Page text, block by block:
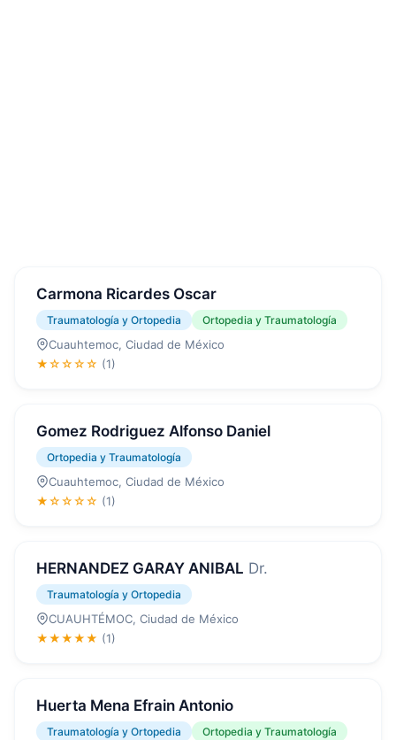
Carmona Ricardes Oscar
Traumatología y Ortopedia Ortopedia y Traumatología
Cuauhtemoc, Ciudad de México
★☆☆☆☆ (1)
Gomez Rodriguez Alfonso Daniel
Ortopedia y Traumatología
Cuauhtemoc, Ciudad de México
★☆☆☆☆ (1)
HERNANDEZ GARAY ANIBAL Dr.
Traumatología y Ortopedia
CUAUHTÉMOC, Ciudad de México
★★★★★ (1)
Huerta Mena Efrain Antonio
Traumatología y Ortopedia Ortopedia y Traumatología